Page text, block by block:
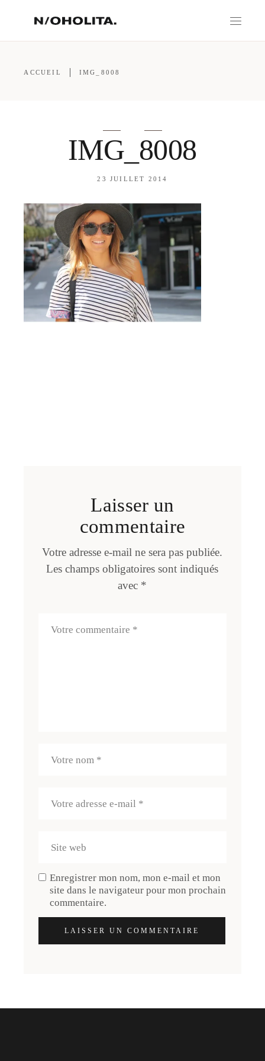
ACCUEIL IMG_8008
IMG_8008
23 JUILLET 2014
Laisser un
commentaire
Votre adresse e-mail ne sera pas publiée.
Les champs obligatoires sont indiqués
avec *
Enregistrer mon nom, mon e-mail et mon
site dans le navigateur pour mon prochain
commentaire.
LAISSER UN COMMENTAIRE